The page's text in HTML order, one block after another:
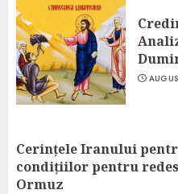
Cerințele Iranului
condițiilor pentru
Ormuz